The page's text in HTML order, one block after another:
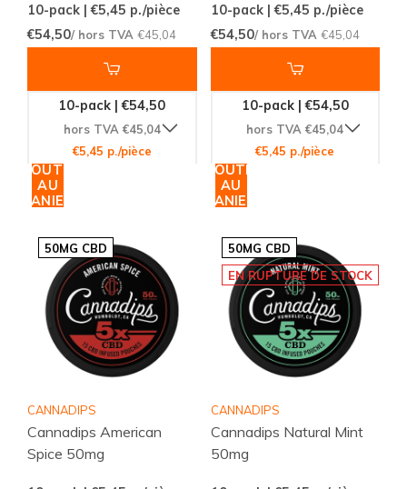
10-pack | €5,45 p./pièce
€54,50/ hors TVA €45,04
10-pack | €54,50
hors TVA €45,04
€5,45 p./pièce
AJOUTER
AU
PANIER
10-pack | €5,45 p./pièce
€54,50/ hors TVA €45,04
10-pack | €54,50
hors TVA €45,04
€5,45 p./pièce
AJOUTER
AU
PANIER
50MG CBD
CANNADIPS
Cannadips American
Spice 50mg
50MG CBD
EN RUPTURE DE STOCK
CANNADIPS
Cannadips Natural Mint
50mg